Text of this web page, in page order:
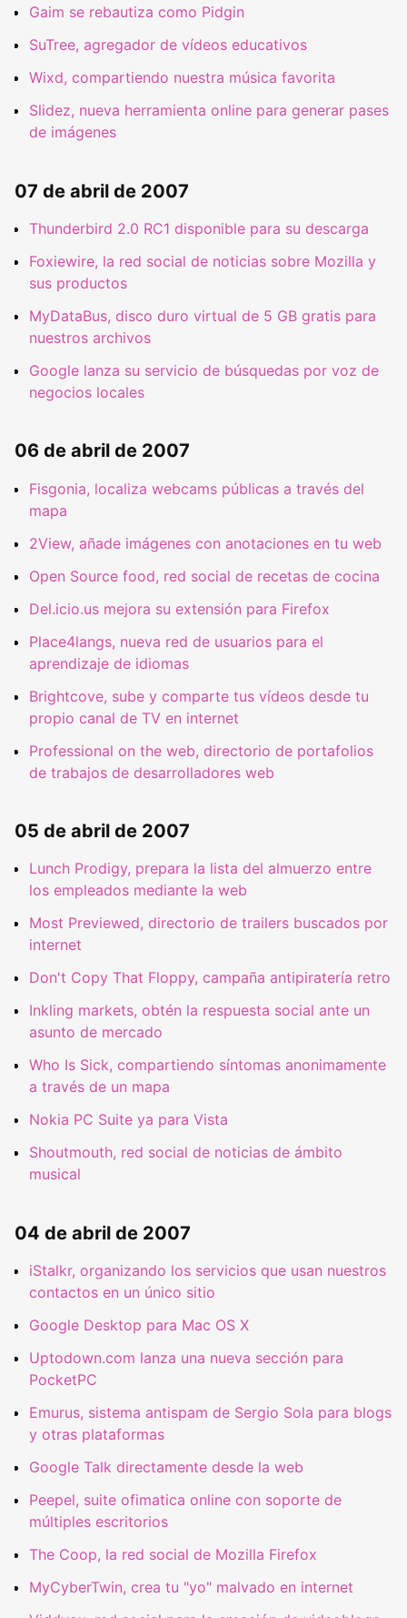
Gaim se rebautiza como Pidgin
SuTree, agregador de vídeos educativos
Wixd, compartiendo nuestra música favorita
Slidez, nueva herramienta online para generar pases
de imágenes
07 de abril de 2007
Thunderbird 2.0 RC1 disponible para su descarga
Foxiewire, la red social de noticias sobre Mozilla y
sus productos
MyDataBus, disco duro virtual de 5 GB gratis para
nuestros archivos
Google lanza su servicio de búsquedas por voz de
negocios locales
06 de abril de 2007
Fisgonia, localiza webcams públicas a través del
mapa
2View, añade imágenes con anotaciones en tu web
Open Source food, red social de recetas de cocina
Del.icio.us mejora su extensión para Firefox
Place4langs, nueva red de usuarios para el
aprendizaje de idiomas
Brightcove, sube y comparte tus vídeos desde tu
propio canal de TV en internet
Professional on the web, directorio de portafolios
de trabajos de desarrolladores web
05 de abril de 2007
Lunch Prodigy, prepara la lista del almuerzo entre
los empleados mediante la web
Most Previewed, directorio de trailers buscados por
internet
Don't Copy That Floppy, campaña antipiratería retro
Inkling markets, obtén la respuesta social ante un
asunto de mercado
Who Is Sick, compartiendo síntomas anonimamente
a través de un mapa
Nokia PC Suite ya para Vista
Shoutmouth, red social de noticias de ámbito
musical
04 de abril de 2007
iStalkr, organizando los servicios que usan nuestros
contactos en un único sitio
Google Desktop para Mac OS X
Uptodown.com lanza una nueva sección para
PocketPC
Emurus, sistema antispam de Sergio Sola para blogs
y otras plataformas
Google Talk directamente desde la web
Peepel, suite ofimatica online con soporte de
múltiples escritorios
The Coop, la red social de Mozilla Firefox
MyCyberTwin, crea tu "yo" malvado en internet